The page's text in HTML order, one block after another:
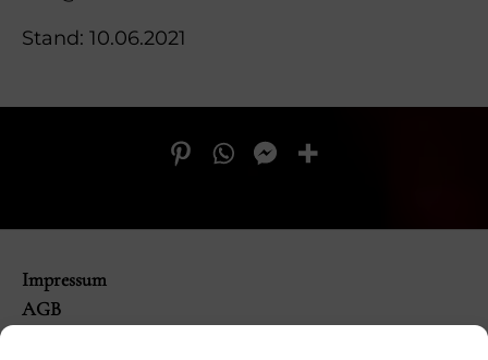
Stand: 10.06.2021
Impressum
AGB